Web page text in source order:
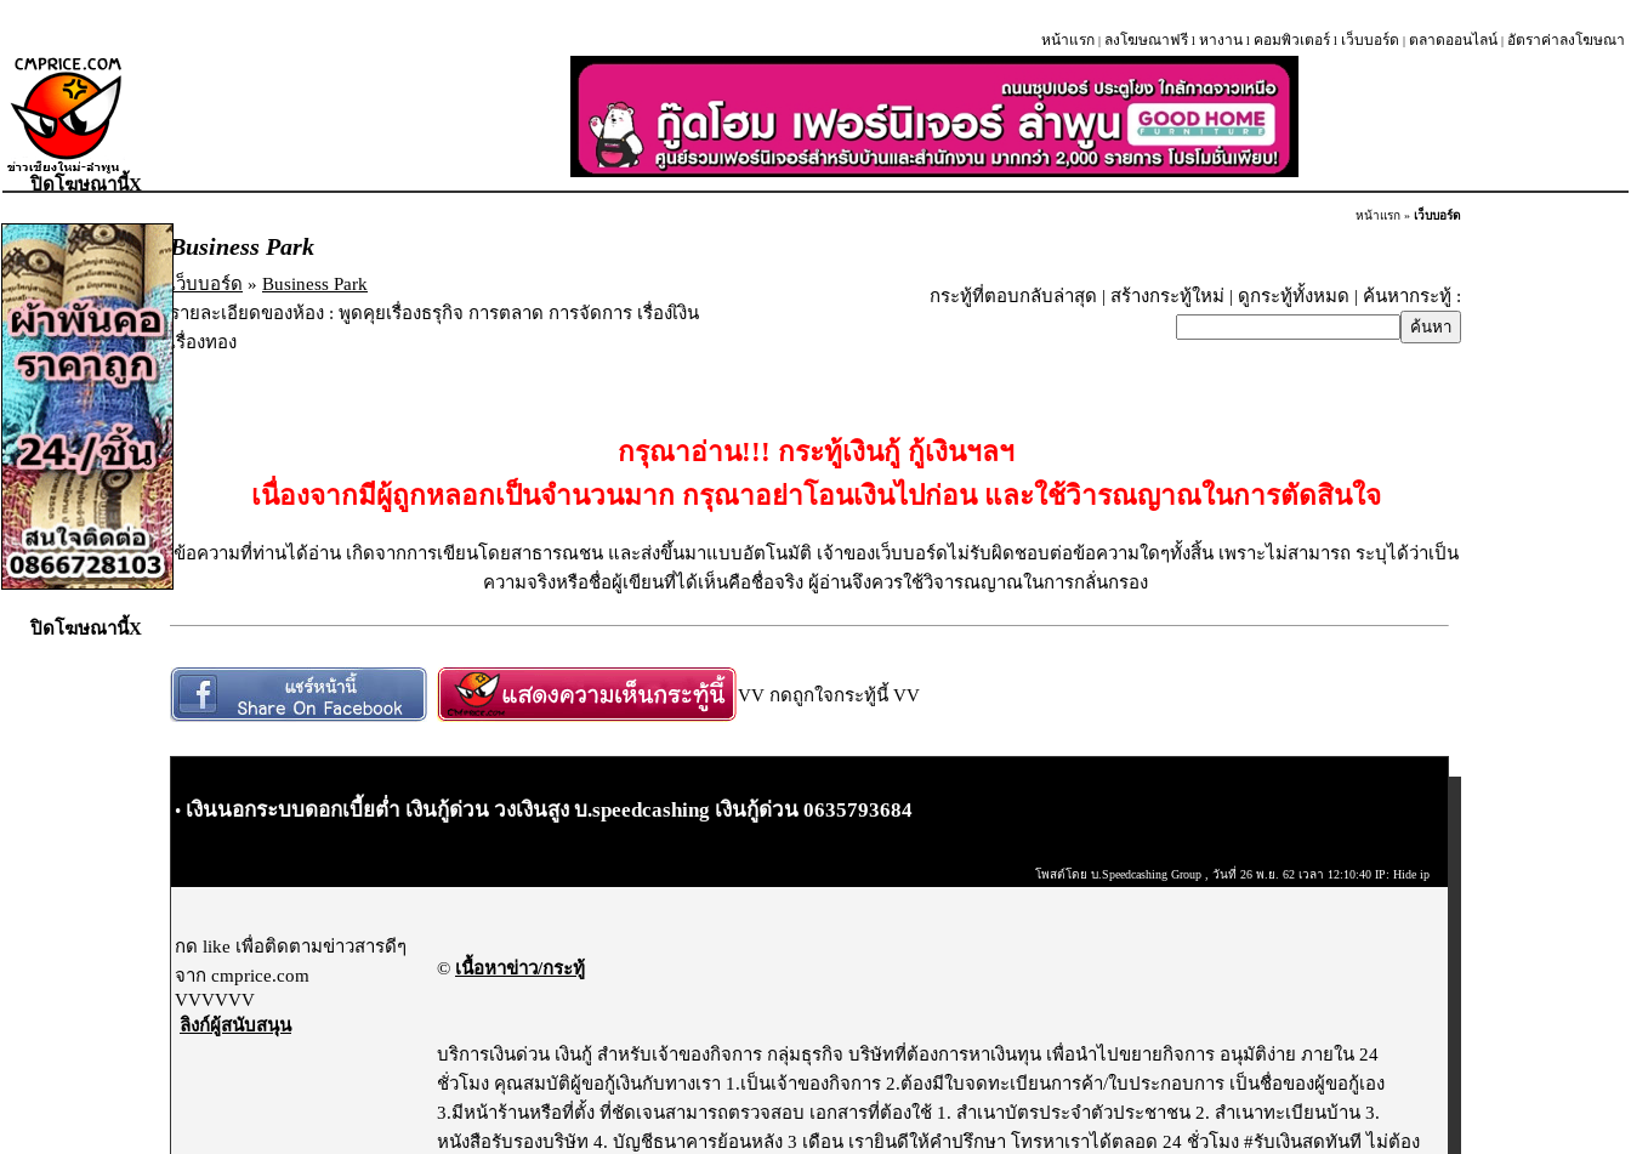
หน้าแรก | ลงโฆษณาฟรี l หางาน l คอมพิวเตอร์ l เว็บบอร์ด | ตลาดออนไลน์ | อัตราค่าลงโฆษณา
หน้าแรก » เว็บบอร์ด
Business Park
เว็บบอร์ด » Business Park
รายละเอียดของห้อง : พูดคุยเรื่องธรุกิจ การตลาด การจัดการ เรื่องเิงิน
เรื่องทอง
กระทู้ที่ตอบกลับล่าสุด | สร้างกระทู้ใหม่ | ดูกระทู้ทั้งหมด | ค้นหากระทู้ :
กรุณาอ่าน!!! กระทู้เงินกู้ กู้เงินฯลฯ
เนื่องจากมีผู้ถูกหลอกเป็นจำนวนมาก กรุณาอย่าโอนเงินไปก่อน และใช้วิารณญาณในการตัดสินใจ
ข้อความที่ท่านได้อ่าน เกิดจากการเขียนโดยสาธารณชน และส่งขึ้นมาแบบอัตโนมัติ เจ้าของเว็บบอร์ดไม่รับผิดชอบต่อข้อความใดๆทั้งสิ้น เพราะไม่สามารถ ระบุได้ว่าเป็น
ความจริงหรือชื่อผู้เขียนที่ได้เห็นคือชื่อจริง ผู้อ่านจึงควรใช้วิจารณญาณในการกลั่นกรอง
VV กดถูกใจกระทู้นี้ VV
• เงินนอกระบบดอกเบี้ยต่ำ เงินกู้ด่วน วงเงินสูง บ.speedcashing เงินกู้ด่วน 0635793684
โพสต์โดย บ.Speedcashing Group , วันที่ 26 พ.ย. 62 เวลา 12:10:40 IP: Hide ip
กด like เพื่อติดตามข่าวสารดีๆ
จาก cmprice.com
VVVVVV
ลิงก์ผู้สนับสนุน
© เนื้อหาข่าว/กระทู้
บริการเงินด่วน เงินกู้ สำหรับเจ้าของกิจการ กลุ่มธุรกิจ บริษัทที่ต้องการหาเงินทุน เพื่อนำไปขยายกิจการ อนุมัติง่าย ภายใน 24
ชั่วโมง คุณสมบัติผู้ขอกู้เงินกับทางเรา 1.เป็นเจ้าของกิจการ 2.ต้องมีใบจดทะเบียนการค้า/ใบประกอบการ เป็นชื่อของผู้ขอกู้เอง
3.มีหน้าร้านหรือที่ตั้ง ที่ชัดเจนสามารถตรวจสอบ เอกสารที่ต้องใช้ 1. สำเนาบัตรประจำตัวประชาชน 2. สำเนาทะเบียนบ้าน 3.
หนังสือรับรองบริษัท 4. บัญชีธนาคารย้อนหลัง 3 เดือน เรายินดีให้คำปรึกษา โทรหาเราได้ตลอด 24 ชั่วโมง #รับเงินสดทันที ไม่ต้อง
ปิดโฆษณานี้X
ปิดโฆษณานี้X